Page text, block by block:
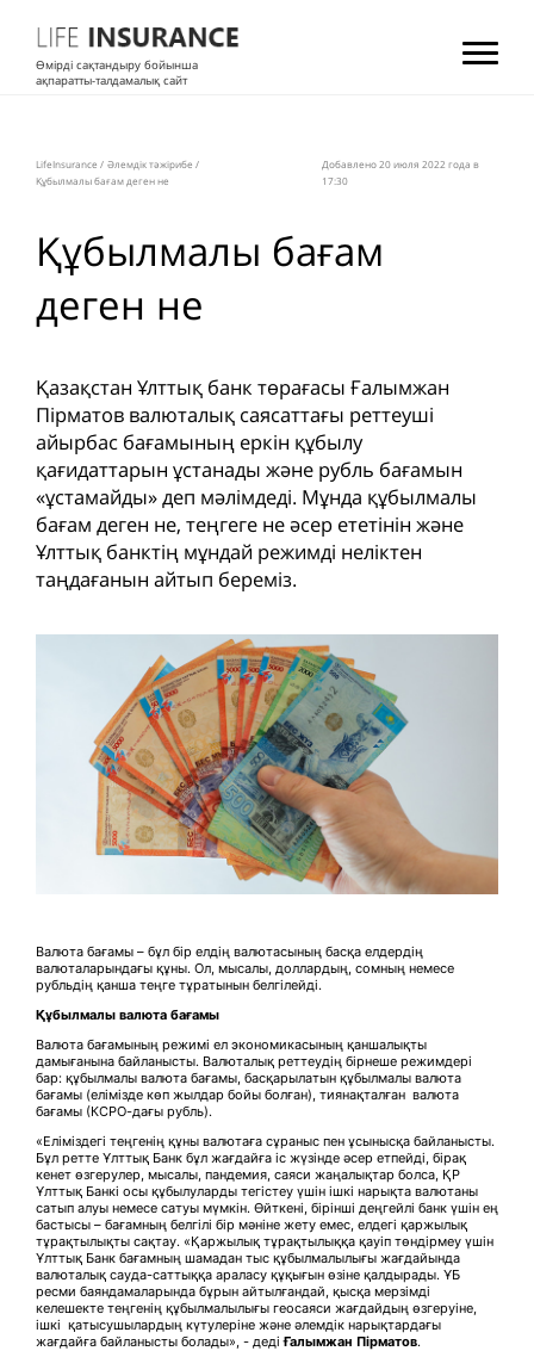
Өмірді сақтандыру бойынша
ақпаратты-талдамалық сайт
LifeInsurance / Әлемдік тәжірибе /
Құбылмалы бағам деген не
Добавлено 20 июля 2022 года в
17:30
Құбылмалы бағам
деген не
Қазақстан Ұлттық банк төрағасы Ғалымжан
Пірматов валюталық саясаттағы реттеуші
айырбас бағамының еркін құбылу
қағидаттарын ұстанады және рубль бағамын
«ұстамайды» деп мәлімдеді. Мұнда құбылмалы
бағам деген не, теңгеге не әсер ететінін және
Ұлттық банктің мұндай режимді неліктен
таңдағанын айтып береміз.
Валюта бағамы – бұл бір елдің валютасының басқа елдердің
валюталарындағы құны. Ол, мысалы, доллардың, сомның немесе
рубльдің қанша теңге тұратынын белгілейді.
Құбылмалы валюта бағамы
Валюта бағамының режимі ел экономикасының қаншалықты
дамығанына байланысты. Валюталық реттеудің бірнеше режимдері
бар: құбылмалы валюта бағамы, басқарылатын құбылмалы валюта
бағамы (елімізде көп жылдар бойы болған), тиянақталған валюта
бағамы (КСРО-дағы рубль).
«Еліміздегі теңгенің құны валютаға сұраныс пен ұсынысқа байланысты.
Бұл ретте Ұлттық Банк бұл жағдайға іс жүзінде әсер етпейді, бірақ
кенет өзгерулер, мысалы, пандемия, саяси жаңалықтар болса, ҚР
Ұлттық Банкі осы құбылуларды тегістеу үшін ішкі нарықта валютаны
сатып алуы немесе сатуы мүмкін. Өйткені, бірінші деңгейлі банк үшін ең
бастысы – бағамның белгілі бір мәніне жету емес, елдегі қаржылық
тұрақтылықты сақтау. «Қаржылық тұрақтылыққа қауіп төндірмеу үшін
Ұлттық Банк бағамның шамадан тыс құбылмалылығы жағдайында
валюталық сауда-саттыққа араласу құқығын өзіне қалдырады. ҰБ
ресми баяндамаларында бұрын айтылғандай, қысқа мерзімді
келешекте теңгенің құбылмалылығы геосаяси жағдайдың өзгеруіне,
ішкі қатысушылардың күтулеріне және әлемдік нарықтардағы
жағдайға байланысты болады», - дедіҒалымжан Пірматов.